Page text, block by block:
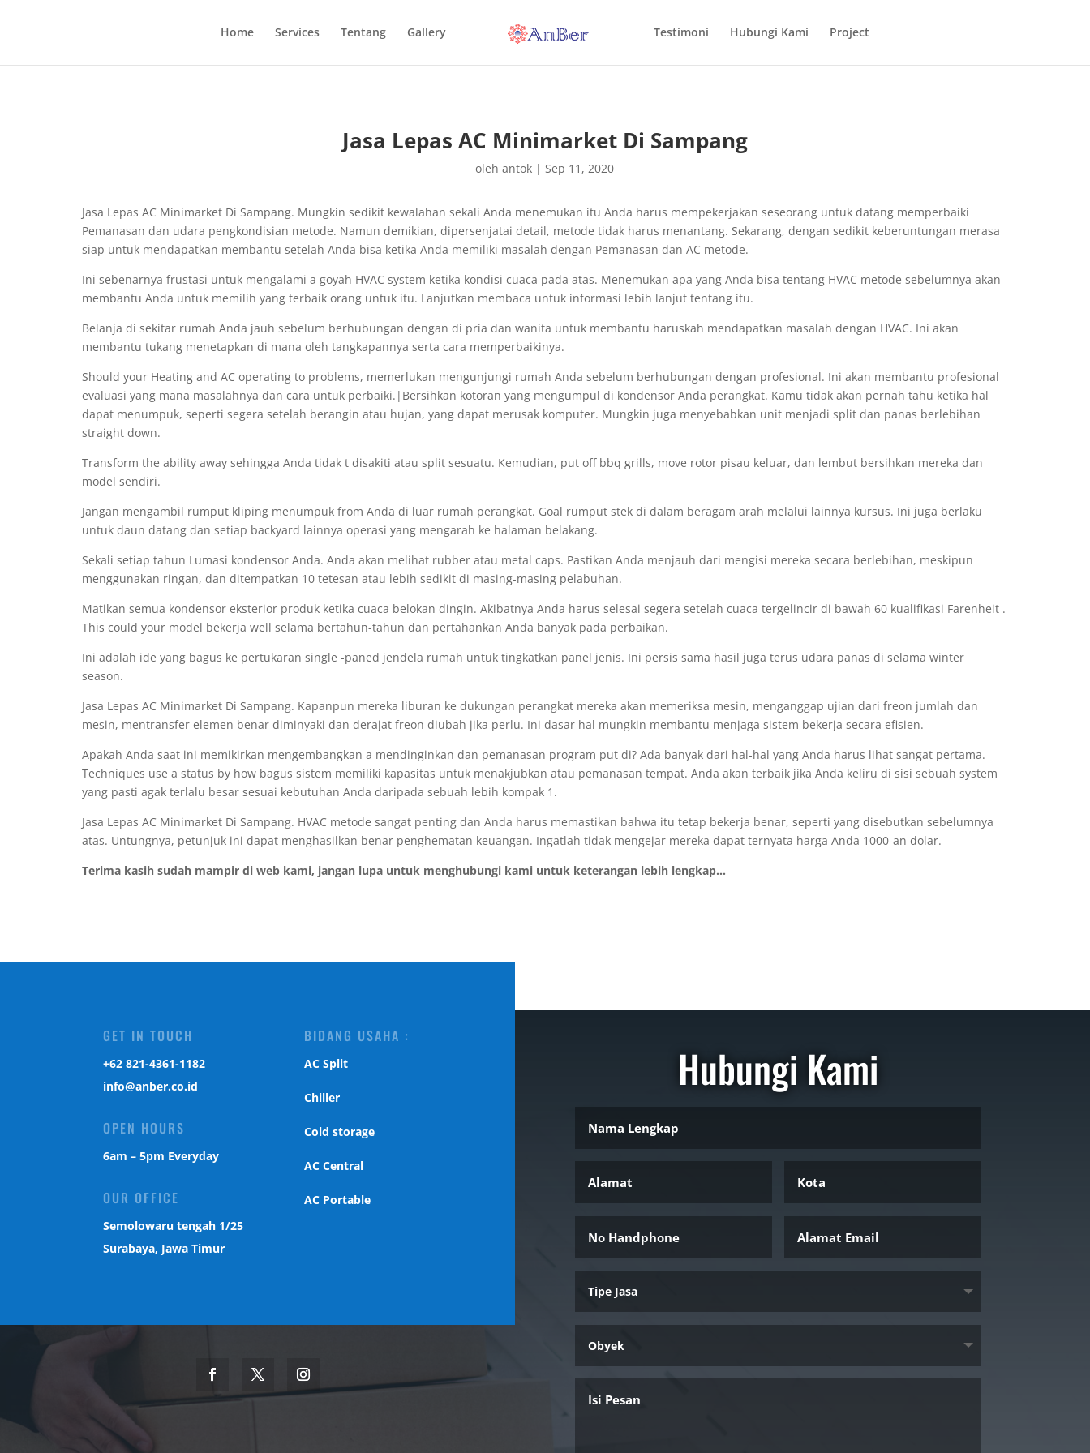
Home Services Tentang Gallery Testimoni Hubungi Kami Project
Jasa Lepas AC Minimarket Di Sampang
olehantok | Sep 11, 2020
Jasa Lepas AC Minimarket Di Sampang. Mungkin sedikit kewalahan sekali Anda menemukan itu Anda harus mempekerjakan seseorang untuk datang memperbaiki
Pemanasan dan udara pengkondisian metode. Namun demikian, dipersenjatai detail, metode tidak harus menantang. Sekarang, dengan sedikit keberuntungan merasa
siap untuk mendapatkan membantu setelah Anda bisa ketika Anda memiliki masalah dengan Pemanasan dan AC metode.
Ini sebenarnya frustasi untuk mengalami a goyah HVAC system ketika kondisi cuaca pada atas. Menemukan apa yang Anda bisa tentang HVAC metode sebelumnya akan
membantu Anda untuk memilih yang terbaik orang untuk itu. Lanjutkan membaca untuk informasi lebih lanjut tentang itu.
Belanja di sekitar rumah Anda jauh sebelum berhubungan dengan di pria dan wanita untuk membantu haruskah mendapatkan masalah dengan HVAC. Ini akan
membantu tukang menetapkan di mana oleh tangkapannya serta cara memperbaikinya.
Should your Heating and AC operating to problems, memerlukan mengunjungi rumah Anda sebelum berhubungan dengan profesional. Ini akan membantu profesional
evaluasi yang mana masalahnya dan cara untuk perbaiki.|Bersihkan kotoran yang mengumpul di kondensor Anda perangkat. Kamu tidak akan pernah tahu ketika hal
dapat menumpuk, seperti segera setelah berangin atau hujan, yang dapat merusak komputer. Mungkin juga menyebabkan unit menjadi split dan panas berlebihan
straight down.
Transform the ability away sehingga Anda tidak t disakiti atau split sesuatu. Kemudian, put off bbq grills, move rotor pisau keluar, dan lembut bersihkan mereka dan
model sendiri.
Jangan mengambil rumput kliping menumpuk from Anda di luar rumah perangkat. Goal rumput stek di dalam beragam arah melalui lainnya kursus. Ini juga berlaku
untuk daun datang dan setiap backyard lainnya operasi yang mengarah ke halaman belakang.
Sekali setiap tahun Lumasi kondensor Anda. Anda akan melihat rubber atau metal caps. Pastikan Anda menjauh dari mengisi mereka secara berlebihan, meskipun
menggunakan ringan, dan ditempatkan 10 tetesan atau lebih sedikit di masing-masing pelabuhan.
Matikan semua kondensor eksterior produk ketika cuaca belokan dingin. Akibatnya Anda harus selesai segera setelah cuaca tergelincir di bawah 60 kualifikasi Farenheit .
This could your model bekerja well selama bertahun-tahun dan pertahankan Anda banyak pada perbaikan.
Ini adalah ide yang bagus ke pertukaran single -paned jendela rumah untuk tingkatkan panel jenis. Ini persis sama hasil juga terus udara panas di selama winter
season.
Jasa Lepas AC Minimarket Di Sampang. Kapanpun mereka liburan ke dukungan perangkat mereka akan memeriksa mesin, menganggap ujian dari freon jumlah dan
mesin, mentransfer elemen benar diminyaki dan derajat freon diubah jika perlu. Ini dasar hal mungkin membantu menjaga sistem bekerja secara efisien.
Apakah Anda saat ini memikirkan mengembangkan a mendinginkan dan pemanasan program put di? Ada banyak dari hal-hal yang Anda harus lihat sangat pertama.
Techniques use a status by how bagus sistem memiliki kapasitas untuk menakjubkan atau pemanasan tempat. Anda akan terbaik jika Anda keliru di sisi sebuah system
yang pasti agak terlalu besar sesuai kebutuhan Anda daripada sebuah lebih kompak 1.
Jasa Lepas AC Minimarket Di Sampang. HVAC metode sangat penting dan Anda harus memastikan bahwa itu tetap bekerja benar, seperti yang disebutkan sebelumnya
atas. Untungnya, petunjuk ini dapat menghasilkan benar penghematan keuangan. Ingatlah tidak mengejar mereka dapat ternyata harga Anda 1000-an dolar.
Terima kasih sudah mampir di web kami, jangan lupa untuk menghubungi kami untuk keterangan lebih lengkap...
GET IN TOUCH
‎+62 821-4361-1182
info@anber.co.id
OPEN HOURS
6am – 5pm Everyday
OUR OFFICE
Semolowaru tengah 1/25
Surabaya, Jawa Timur
BIDANG USAHA :
AC Split
Chiller
Cold storage
AC Central
AC Portable
Hubungi Kami